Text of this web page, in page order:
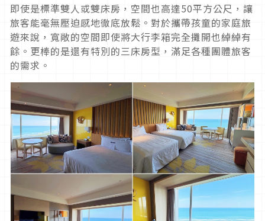
即使是標準雙人或雙床房，空間也高達50平方公尺，讓
旅客能毫無壓迫感地徹底放鬆。對於攜帶孩童的家庭旅
遊來說，寬敞的空間即使將大行李箱完全攤開也綽綽有
餘。更棒的是還有特別的三床房型，滿足各種團體旅客
的需求。